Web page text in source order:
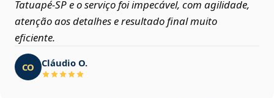
Tatuapé‑SP e o serviço foi impecável, com agilidade,
atenção aos detalhes e resultado final muito
eficiente.
CO Cláudio O.